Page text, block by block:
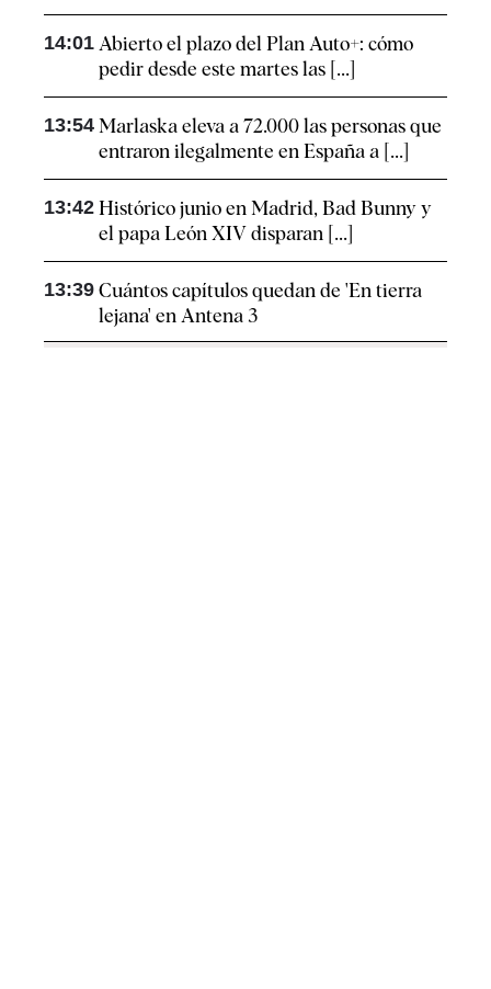
14:01 Abierto el plazo del Plan Auto+: cómo
pedir desde este martes las [...]
13:54 Marlaska eleva a 72.000 las personas que
entraron ilegalmente en España a [...]
13:42 Histórico junio en Madrid, Bad Bunny y
el papa León XIV disparan [...]
13:39 Cuántos capítulos quedan de 'En tierra
lejana' en Antena 3